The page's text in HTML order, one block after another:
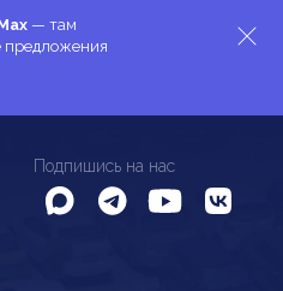
— там
предложения
Подпишись на нас